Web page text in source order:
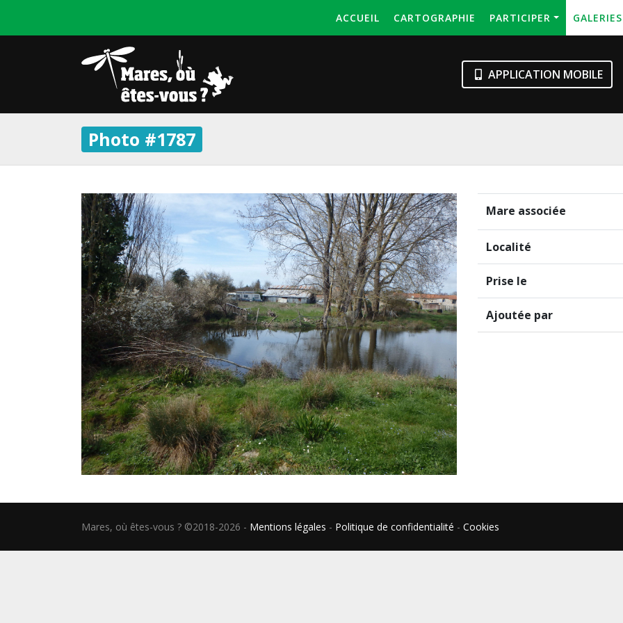
ACCUEIL CARTOGRAPHIE PARTICIPER
APPLICATION MOBILE
Photo #1787
Mare associée
Localité
Prise le
Ajoutée par
Mares, où êtes-vous ? ©2018-2026 - Mentions légales - Politique de confidentialité - Cookies